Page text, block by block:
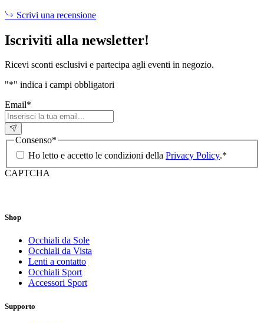
Scrivi una recensione
Iscriviti alla newsletter!
Ricevi sconti esclusivi e partecipa agli eventi in negozio.
"*" indica i campi obbligatori
Email*
Consenso*
Ho letto e accetto le condizioni della Privacy Policy.*
CAPTCHA
Shop
Occhiali da Sole
Occhiali da Vista
Lenti a contatto
Occhiali Sport
Accessori Sport
Supporto